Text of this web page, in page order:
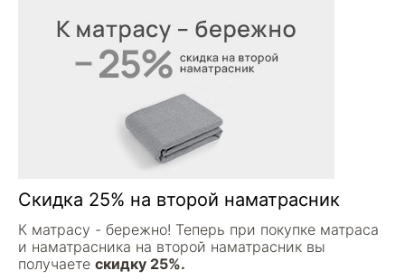
Скидка 25% на второй наматрасник
К матрасу - бережно! Теперь при покупке матраса
и наматрасника на второй наматрасник вы
получаете скидку 25%.